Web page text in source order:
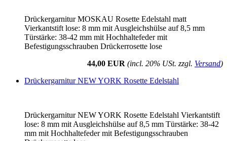
Drückergarnitur MOSKAU Rosette Edelstahl matt
Vierkantstift lose: 8 mm mit Ausgleichshülse auf 8,5 mm
Türstärke: 38-42 mm mit Hochhaltefeder mit
Befestigungsschrauben Drückerrosette lose
44,00 EUR (incl. 20% USt. zzgl. Versand)
Drückergarnitur NEW YORK Rosette Edelstahl
Drückergarnitur NEW YORK Rosette Edelstahl Vierkantstift
lose: 8 mm mit Ausgleichshülse auf 8,5 mm Türstärke: 38-42
mm mit Hochhaltefeder mit Befestigungsschrauben